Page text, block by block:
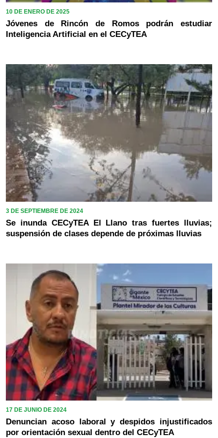
10 DE ENERO DE 2025
Jóvenes de Rincón de Romos podrán estudiar
Inteligencia Artificial en el CECyTEA
3 DE SEPTIEMBRE DE 2024
Se inunda CECyTEA El Llano tras fuertes lluvias;
suspensión de clases depende de próximas lluvias
17 DE JUNIO DE 2024
Denuncian acoso laboral y despidos injustificados
por orientación sexual dentro del CECyTEA